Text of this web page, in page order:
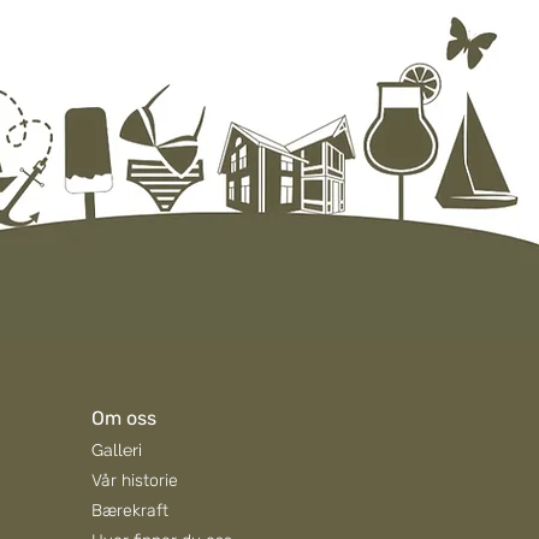
sommerhilsen fra oss i
– og noen praktiske
Om oss
Galleri
Vår historie
Bærekraft